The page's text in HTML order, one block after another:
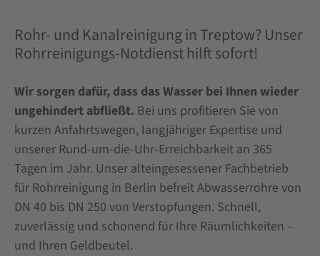
Rohr- und Kanalreinigung in Treptow? Unser
Rohrreinigungs-Notdienst hilft sofort!
Wir sorgen dafür, dass das Wasser bei Ihnen wieder
ungehindert abfließt. Bei uns profitieren Sie von
kurzen Anfahrtswegen, langjähriger Expertise und
unserer Rund-um-die-Uhr-Erreichbarkeit an 365
Tagen im Jahr. Unser alteingesessener Fachbetrieb
für Rohrreinigung in Berlin befreit Abwasserrohre von
DN 40 bis DN 250 von Verstopfungen. Schnell,
zuverlässig und schonend für Ihre Räumlichkeiten –
und Ihren Geldbeutel.